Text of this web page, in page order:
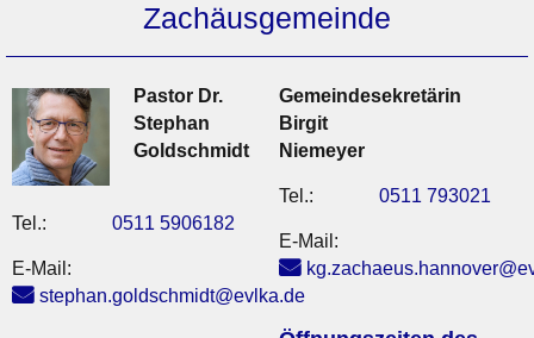
Zachäusgemeinde
Pastor Dr.
Stephan
Goldschmidt
Tel.: 0511 5906182
E-Mail:
stephan.goldschmidt@evlka.de
Gemeindesekretärin
Birgit
Niemeyer
Tel.: 0511 793021
E-Mail: